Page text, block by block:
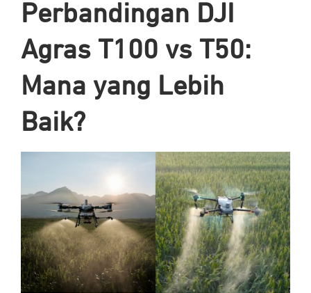
Perbandingan DJI
Agras T100 vs T50:
Mana yang Lebih
Baik?